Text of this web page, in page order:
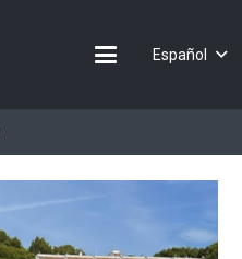
Español